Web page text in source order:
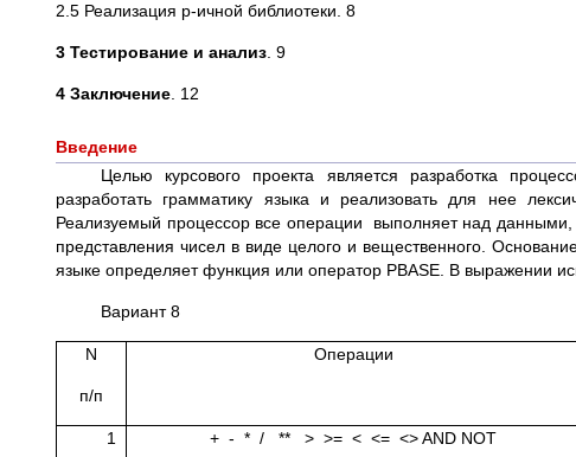
2.5 Реализация p-ичной библиотеки. 8
3 Тестирование и анализ . 9
4 Заключение . 12
Введение
Целью курсового проекта является разработка
разработать грамматику языка и реализовать для нее
Реализуемый процессор все операции выполняет над
представления чисел в виде целого и вещественного.
языке определяет функция или оператор PBASE. В выражении
Вариант 8
N
п/п
Операции
1 + - * / ** > >= < <= <> AND NOT